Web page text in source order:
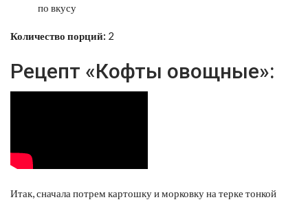
по вкусу
Количество порций: 2
Рецепт «Кофты овощные»:
Итак, сначала потрем картошку и морковку на терке тонкой